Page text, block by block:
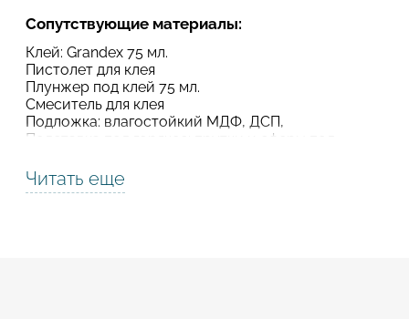
Сопутствующие материалы:
Клей: Grandex 75 мл.
Пистолет для клея
Плунжер под клей 75 мл.
Смеситель для клея
Подложка: влагостойкий МДФ, ДСП,
Подставка под горячее: прутки и сферы под
Термолента алюминиевая
Усилитель цвета
Читать еще
ОТПРАВИТЬ